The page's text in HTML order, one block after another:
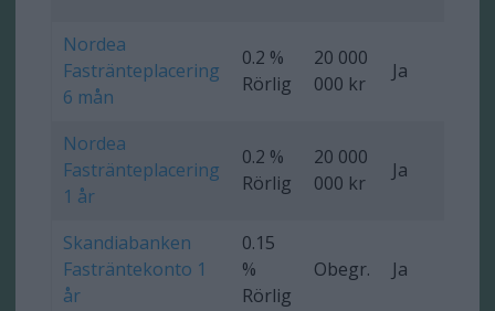
Nordea
Fastränteplacering
6 mån
0.2 %
Rörlig
20 000
000 kr
Ja
Nordea
Fastränteplacering
1 år
0.2 %
Rörlig
20 000
000 kr
Ja
Skandiabanken
Fasträntekonto 1
år
0.15
%
Rörlig
Obegr. Ja